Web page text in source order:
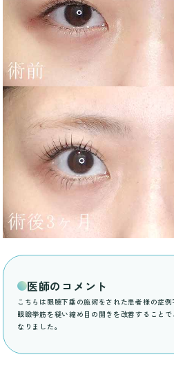
医師のコメント
こちらは眼瞼下垂の施術をされた患者様の症例
眼瞼挙筋を縫い縮め目の開きを改善すること
なりました。